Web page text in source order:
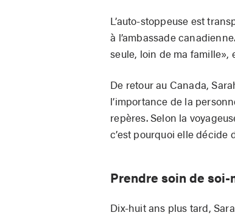
L’auto-stoppeuse est
à l’ambassade
seule, loin de ma famille»,
De retour au Canada,
l’importance de la
repères. Selon la
c’est pourquoi elle décide
Prendre soin de soi-
Dix-huit ans plus tard,